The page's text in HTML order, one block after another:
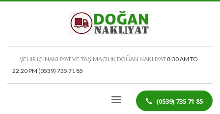
ŞEHİR İÇİ NAKLİYAT VE TAŞIMACILIK DOĞAN NAKLİYAT 8:30 AM TO
22:20 PM (0539) 735 71 85
(0539) 735 71 85